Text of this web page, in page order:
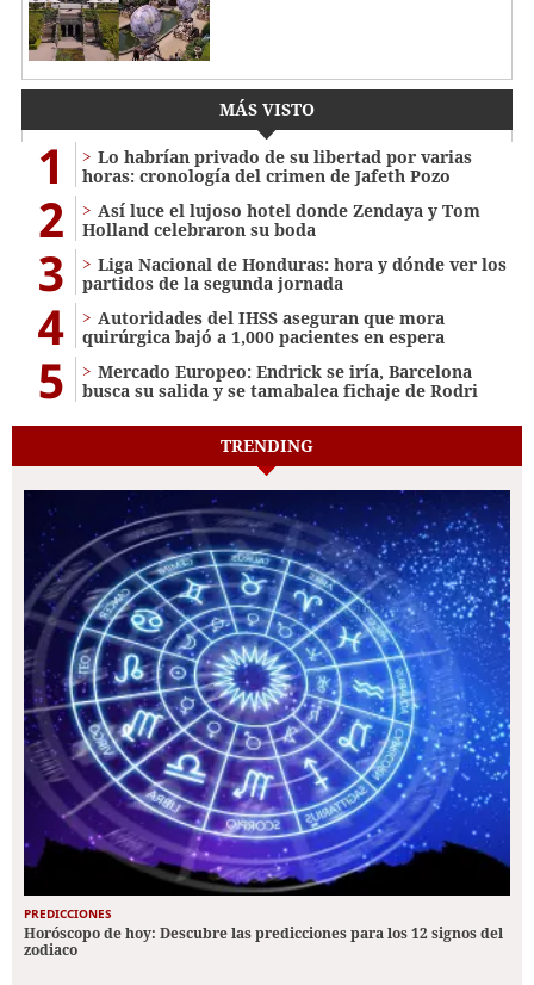
MÁS VISTO
1
Lo habrían privado de su libertad por varias
horas: cronología del crimen de Jafeth Pozo
2
Así luce el lujoso hotel donde Zendaya y Tom
Holland celebraron su boda
3
Liga Nacional de Honduras: hora y dónde ver los
partidos de la segunda jornada
4
Autoridades del IHSS aseguran que mora
quirúrgica bajó a 1,000 pacientes en espera
5
Mercado Europeo: Endrick se iría, Barcelona
busca su salida y se tamabalea fichaje de Rodri
TRENDING
PREDICCIONES
Horóscopo de hoy: Descubre las predicciones para los 12 signos del
zodiaco